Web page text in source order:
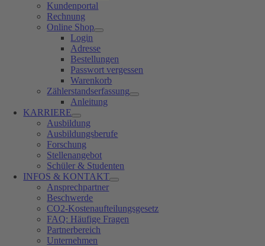
Kundenportal
Rechnung
Online Shop
Login
Adresse
Bestellungen
Passwort vergessen
Warenkorb
Zählerstandserfassung
Anleitung
KARRIERE
Ausbildung
Ausbildungsberufe
Forschung
Stellenangebot
Schüler & Studenten
INFOS & KONTAKT
Ansprechpartner
Beschwerde
CO2-Kostenaufteilungsgesetz
FAQ: Häufige Fragen
Partnerbereich
Unternehmen